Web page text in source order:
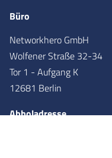
Büro
Networkhero GmbH
Wolfener Straße 32-34
Tor 1 - Aufgang K
12681 Berlin
Abholadresse